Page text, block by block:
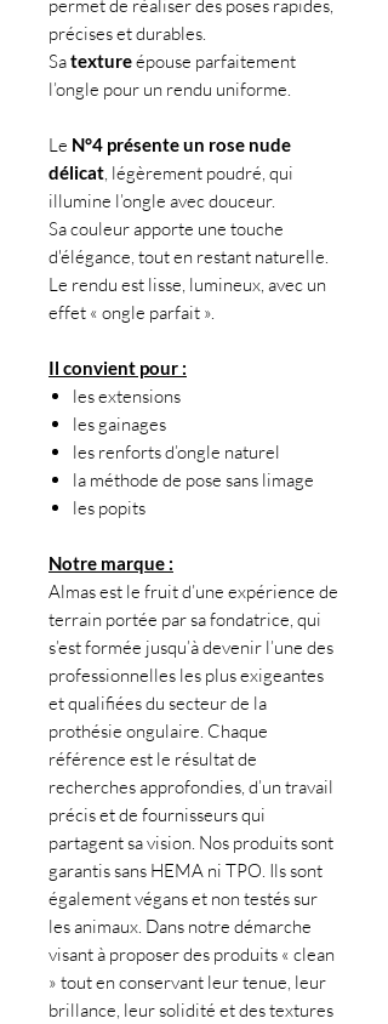
permet de réaliser des poses rapides,
précises et durables.
Satextureépouse parfaitement
l’ongle pour un rendu uniforme.
Le N°4 présente un rose nude
délicat, légèrement poudré, qui
illumine l’ongle avec douceur.
Sa couleur apporte une touche
d'élégance, tout en restant naturelle.
Le rendu est lisse, lumineux, avec un
effet « ongle parfait ».
Il convient pour :
les extensions
les gainages
les renforts d’ongle naturel
la méthode de pose sans limage
les popits
Notre marque :
Almas est le fruit d’une expérience de
terrain portée par sa fondatrice, qui
s’est formée jusqu’à devenir l’une des
professionnelles les plus exigeantes
et qualifiées du secteur de la
prothésie ongulaire. Chaque
référence est le résultat de
recherches approfondies, d’un travail
précis et de fournisseurs qui
partagent sa vision. Nos produits sont
garantis sans HEMA ni TPO. Ils sont
également végans et non testés sur
les animaux. Dans notre démarche
visant à proposer des produits « clean
» tout en conservant leur tenue, leur
brillance, leur solidité et des textures